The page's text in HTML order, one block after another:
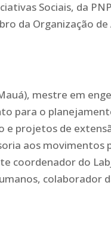
Sociais, da
da Organização
mestre em
para o
e projetos de
aos movimentos
coordenador do
colaborador